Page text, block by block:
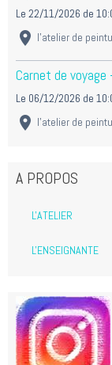
Le 22/11/2026 de
l'atelier de
Carnet de
Le 06/12/2026 de
l'atelier de
A PROPOS
L'ATELIER
L'ENSEIGNANTE